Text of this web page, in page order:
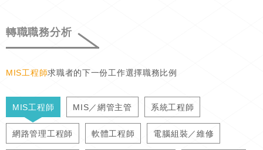
轉職職務分析
MIS工程師求職者的下一份工作選擇職務比例
MIS工程師 MIS／網管主管 系統工程師
網路管理工程師 軟體工程師 電腦組裝／維修